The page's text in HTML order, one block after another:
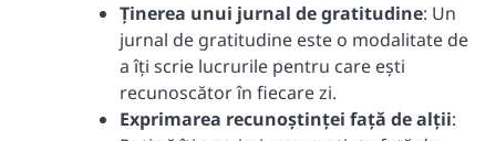
Ținerea unui jurnal de gratitudine: Un
jurnal de gratitudine este o modalitate de
a îți scrie lucrurile pentru care ești
recunoscător în fiecare zi.
Exprimarea recunoștinței față de alții: